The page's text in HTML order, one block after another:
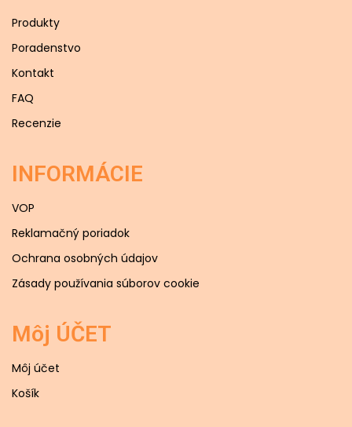
Produkty
Poradenstvo
Kontakt
FAQ
Recenzie
INFORMÁCIE
VOP
Reklamačný poriadok
Ochrana osobných údajov
Zásady používania súborov cookie
Môj ÚČET
Môj účet
Košík